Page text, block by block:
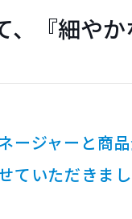
、『細やか
ージャーと商
ていただきま